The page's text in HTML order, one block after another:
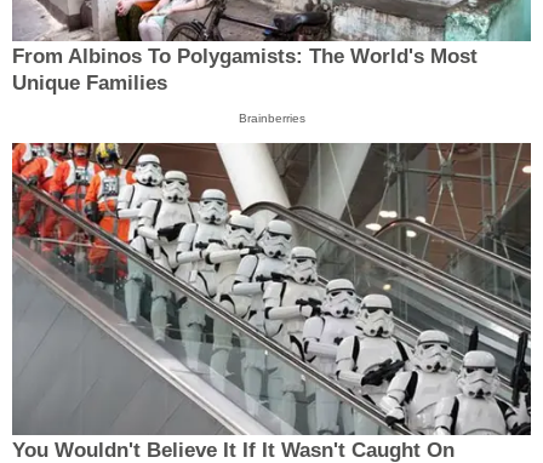
From Albinos To Polygamists: The World's Most
Unique Families
Brainberries
You Wouldn't Believe It If It Wasn't Caught On